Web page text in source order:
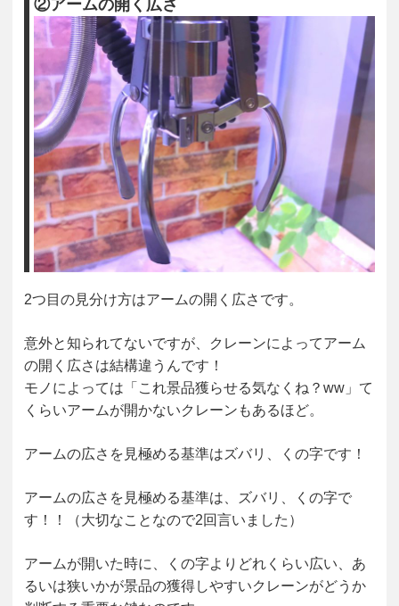
②アームの開く広さ
2つ目の見分け方はアームの開く広さです。
意外と知られてないですが、クレーンによってアーム
の開く広さは結構違うんです！
モノによっては「これ景品獲らせる気なくね？ww」て
くらいアームが開かないクレーンもあるほど。
アームの広さを見極める基準はズバリ、くの字です！
アームの広さを見極める基準は、ズバリ、くの字で
す！！（大切なことなので2回言いました）
アームが開いた時に、くの字よりどれくらい広い、あ
るいは狭いかが景品の獲得しやすいクレーンがどうか